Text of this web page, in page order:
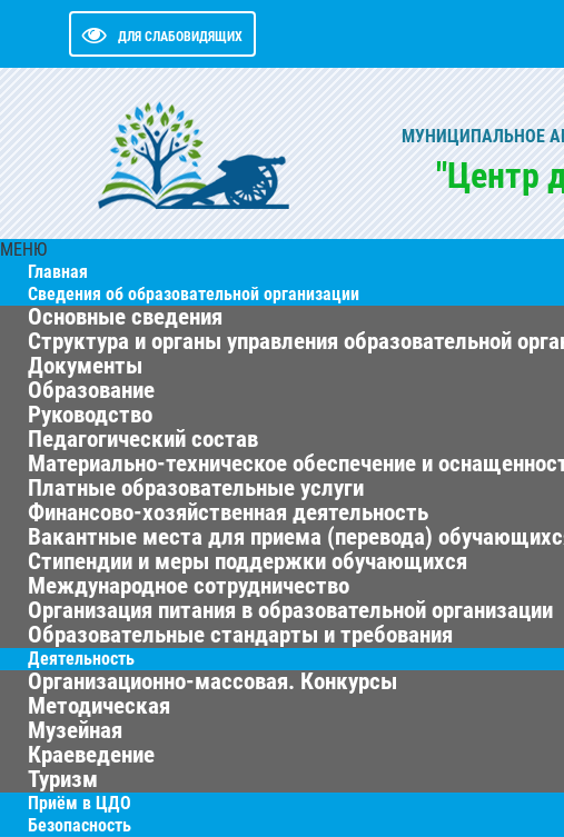
ДЛЯ СЛАБОВИДЯЩИХ
МУНИЦИПАЛЬНОЕ
"Центр
МЕНЮ
Главная
Сведения об образовательной организации
Основные сведения
Структура и органы управления образовательной
Документы
Образование
Руководство
Педагогический состав
Материально-техническое обеспечение и
Платные образовательные услуги
Финансово-хозяйственная деятельность
Вакантные места для приема (перевода)
Стипендии и меры поддержки обучающихся
Международное сотрудничество
Организация питания в образовательной организации
Образовательные стандарты и требования
Деятельность
Организационно-массовая. Конкурсы
Методическая
Музейная
Краеведение
Туризм
Приём в ЦДО
Безопасность